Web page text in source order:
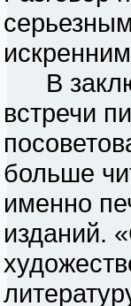
В
встречи
больше
именно
изданий.